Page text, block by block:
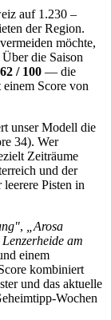
auf 1.230 –
der Region.
möchte,
die Saison
62 / 100 — die
Score von
unser Modell die
34). Wer
Zeiträume
und der
Pisten in
,
„Arosa
Lenzerheide am
einem
kombiniert
und das aktuelle
Wochen